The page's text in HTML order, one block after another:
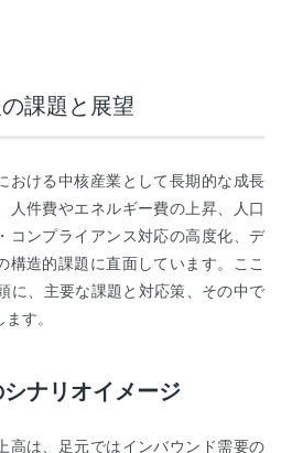
課題と展望
おける中核産業として長期的な成長
人件費やエネルギー費の上昇、人口
コンプライアンス対応の高度化、デ
構造的課題に直面しています。ここ
に、主要な課題と対応策、その中で
す。
シナリオイメージ
高は、足元ではインバウンド需要の